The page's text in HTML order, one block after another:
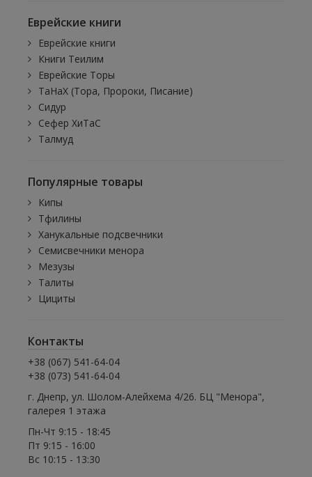
Еврейские книги
Еврейские книги
Книги Теилим
Еврейские Торы
ТаНаХ (Тора, Пророки, Писание)
Сидур
Сефер ХиТаС
Талмуд
Популярные товары
Кипы
Тфилины
Ханукальные подсвечники
Семисвечники менора
Мезузы
Талиты
Цициты
Контакты
+38 (067) 541-64-04
+38 (073) 541-64-04
г. Днепр, ул. Шолом-Алейхема 4/26. БЦ "Менора",
галерея 1 этажа
Пн-Чт 9:15 - 18:45
Пт 9:15 - 16:00
Вс 10:15 - 13:30